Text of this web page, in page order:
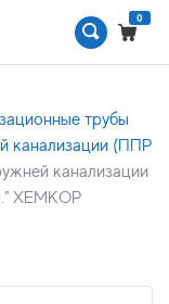
0
трубы
канализации (ППР
канализации
ХЕМКОР